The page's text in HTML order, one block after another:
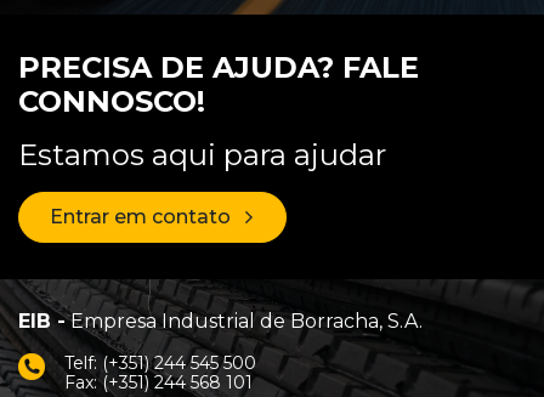
PRECISA DE AJUDA? FALE
CONNOSCO!
Estamos aqui para ajudar
Entrar em contato
EIB -Empresa Industrial de Borracha, S.A.
Telf: (+351) 244 545 500
Fax: (+351) 244 568 101